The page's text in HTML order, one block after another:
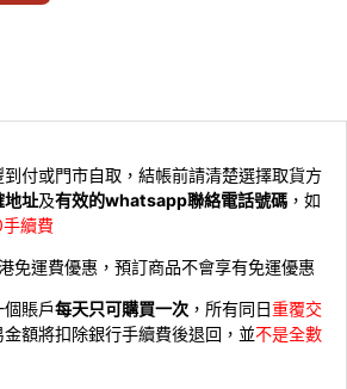
到付或門市自取，結帳前請清楚選擇取貨方
地址及有效的whatsapp聯絡電話號碼 ，如
續費
免運費優惠，預訂商品不會享有免運優惠
個賬戶每天只可購買一次 ，所有同日重覆交
金額將扣除銀行手續費後退回，並不是全數